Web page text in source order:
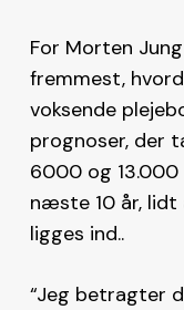
For Morten
fremmest,
voksende
prognoser, der
6000 og
næste 10 år,
ligges ind..
“Jeg betragter